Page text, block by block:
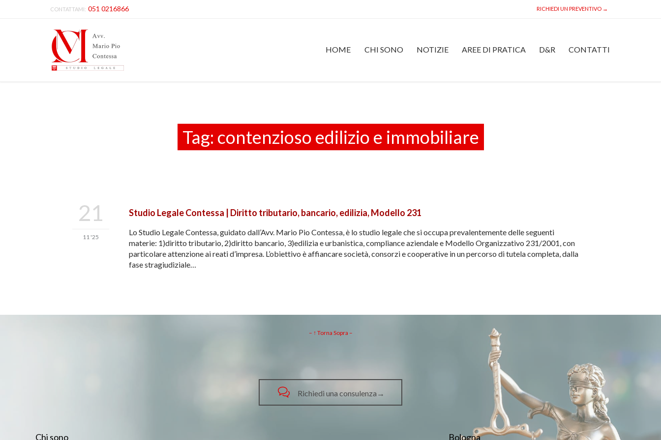
CONTATTAMI: 051 0216866 RICHIEDI UN PREVENTIVO →
HOME CHI SONO NOTIZIE AREE DI PRATICA D&R CONTATTI
Tag: contenzioso edilizio e immobiliare
21
11 '25
Studio Legale Contessa | Diritto tributario, bancario, edilizia, Modello 231
Lo Studio Legale Contessa, guidato dall’Avv. Mario Pio Contessa, è lo studio legale che si occupa prevalentemente delle seguenti
materie: 1)diritto tributario, 2)diritto bancario, 3)edilizia e urbanistica, compliance aziendale e Modello Organizzativo 231/2001, con
particolare attenzione ai reati d’impresa. L’obiettivo è affiancare società, consorzi e cooperative in un percorso di tutela completa, dalla
fase stragiudiziale…
– ↑ Torna Sopra –
 Richiedi una consulenza→
Chi sono Bologna